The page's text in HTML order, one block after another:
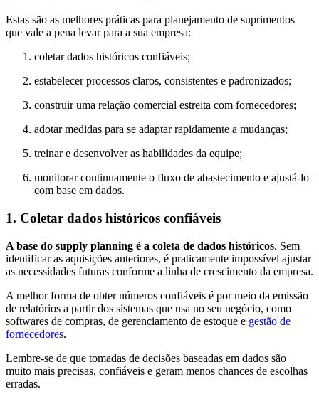
Estas são as melhores práticas para planejamento de suprimentos
que vale a pena levar para a sua empresa:
coletar dados históricos confiáveis;
estabelecer processos claros, consistentes e padronizados;
construir uma relação comercial estreita com fornecedores;
adotar medidas para se adaptar rapidamente a mudanças;
treinar e desenvolver as habilidades da equipe;
monitorar continuamente o fluxo de abastecimento e ajustá-lo
com base em dados.
1. Coletar dados históricos confiáveis
A base do supply planning é a coleta de dados históricos. Sem
identificar as aquisições anteriores, é praticamente impossível ajustar
as necessidades futuras conforme a linha de crescimento da empresa.
A melhor forma de obter números confiáveis é por meio da emissão
de relatórios a partir dos sistemas que usa no seu negócio, como
softwares de compras, de gerenciamento de estoque e gestão de
fornecedores.
Lembre-se de que tomadas de decisões baseadas em dados são
muito mais precisas, confiáveis e geram menos chances de escolhas
erradas.